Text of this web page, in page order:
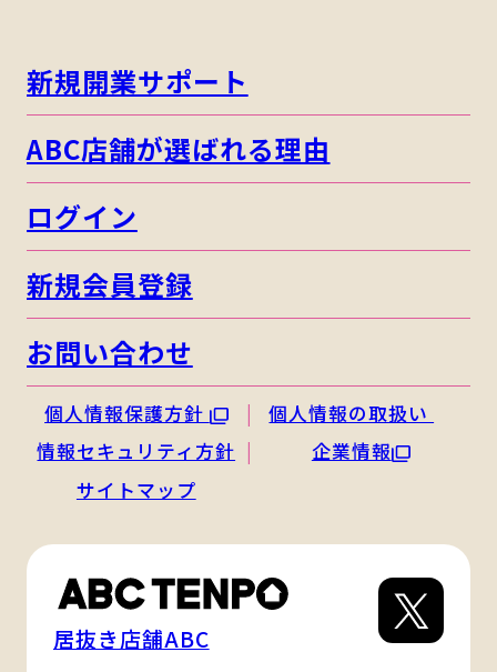
新規開業サポート
ABC店舗が選ばれる理由
ログイン
新規会員登録
お問い合わせ
個人情報保護方針
個人情報の取扱い
情報セキュリティ方針
企業情報
サイトマップ
居抜き店舗ABC